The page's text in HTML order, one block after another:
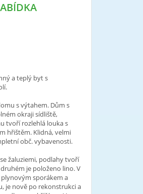
a teplý byt s
s výtahem. Dům s
okraji sídliště,
tvoří rozlehlá louka s
hřištěm. Klidná, velmi
obč. vybavenosti.
žaluziemi, podlahy tvoří
je položeno lino. V
sporákem a
je nově po rekonstrukci a